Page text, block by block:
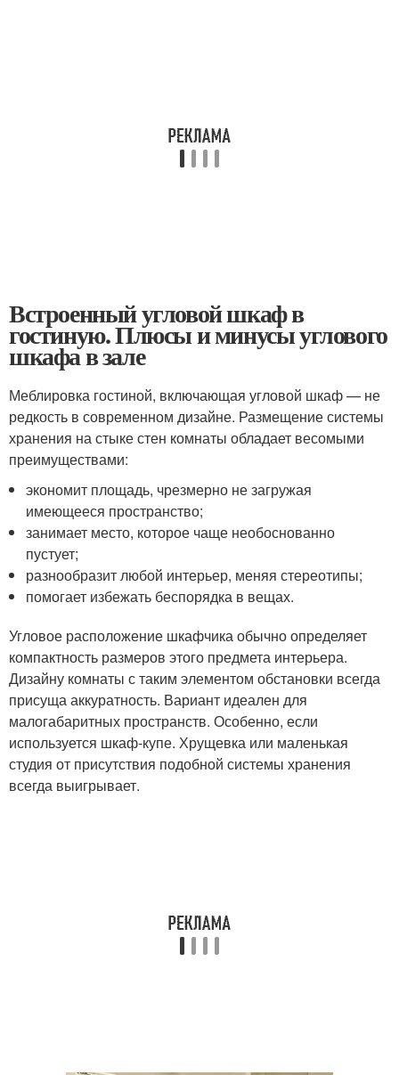
Встроенный угловой шкаф в
гостиную. Плюсы и минусы углового
шкафа в зале
Меблировка гостиной, включающая угловой шкаф — не
редкость в современном дизайне. Размещение системы
хранения на стыке стен комнаты обладает весомыми
преимуществами:
экономит площадь, чрезмерно не загружая
имеющееся пространство;
занимает место, которое чаще необоснованно
пустует;
разнообразит любой интерьер, меняя стереотипы;
помогает избежать беспорядка в вещах.
Угловое расположение шкафчика обычно определяет
компактность размеров этого предмета интерьера.
Дизайну комнаты с таким элементом обстановки всегда
присуща аккуратность. Вариант идеален для
малогабаритных пространств. Особенно, если
используется шкаф-купе. Хрущевка или маленькая
студия от присутствия подобной системы хранения
всегда выигрывает.